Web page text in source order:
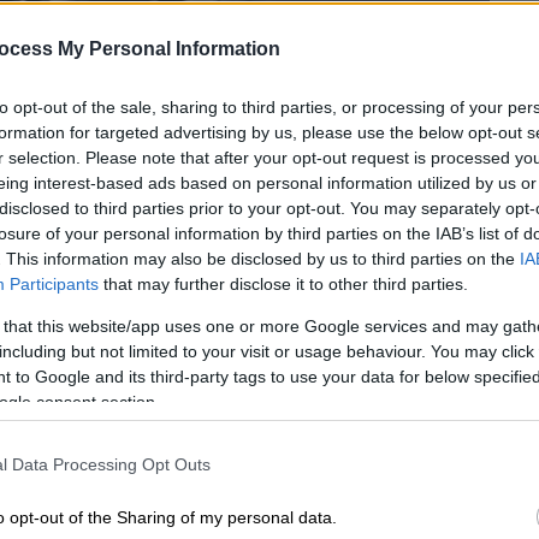
My Personal Information
opt-out of the sale, sharing to third parties, or processing of your
for targeted advertising by us, please use the below opt-out
selection. Please note that after your opt-out request is processed
interest-based ads based on personal information utilized by us
to third parties prior to your opt-out. You may separately
of your personal information by third parties on the IAB’s list of
This information may also be disclosed by us to third parties on the
Participants that may further disclose it to other third parties.
that this website/app uses one or more Google services and may
but not limited to your visit or usage behaviour. You may
to Google and its third-party tags to use your data for below
consent section.
Data Processing Opt Outs
opt-out of the Sharing of my personal data.
το ΕΘΝΟΣ στη Google
δρόμους της Αττικής, με τον Κηφισό
και στα δύο ρεύματα
και σε Λεωφόρο